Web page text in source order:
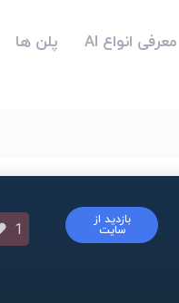
معرفی انواع AI پلن ها
بازدید از
سایت 1